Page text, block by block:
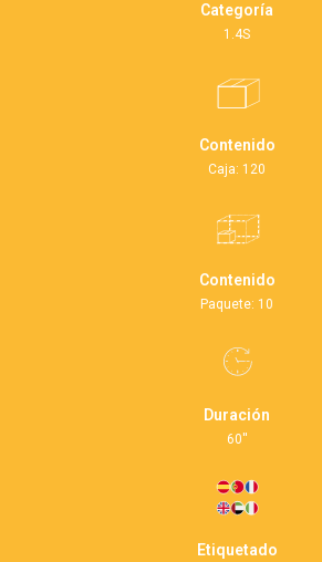
Categoría
1.4S
Contenido
Caja: 120
Contenido
Paquete: 10
Duración
60''
Etiquetado